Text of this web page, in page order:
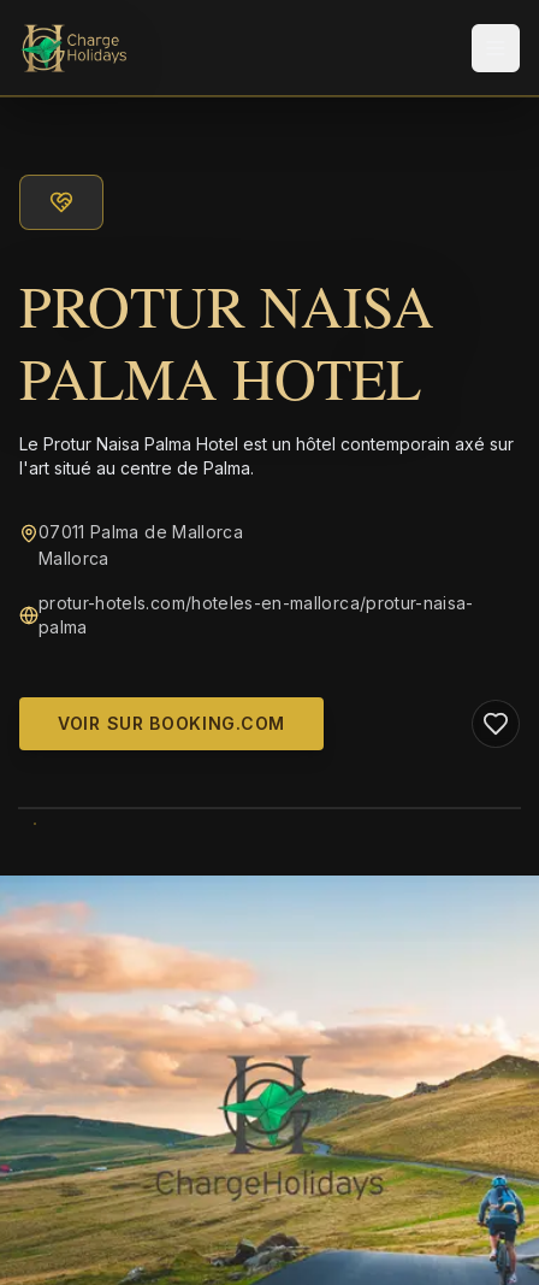
PROTUR NAISA
PALMA HOTEL
Le Protur Naisa Palma Hotel est un hôtel contemporain axé sur
l'art situé au centre de Palma.
07011 Palma de Mallorca
Mallorca
protur-hotels.com/hoteles-en-mallorca/protur-naisa-
palma
VOIR SUR BOOKING.COM